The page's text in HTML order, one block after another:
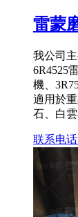
雷蒙
我公司
6R4525
機、
適用於
石、白
联系电话